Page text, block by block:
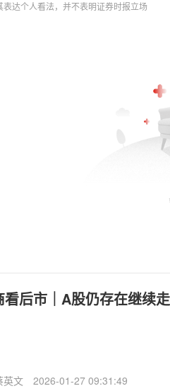
表达个人看法，并不表明证券时报立场
看后市｜A股仍存在继续
英文 2026-01-27 09:31:49